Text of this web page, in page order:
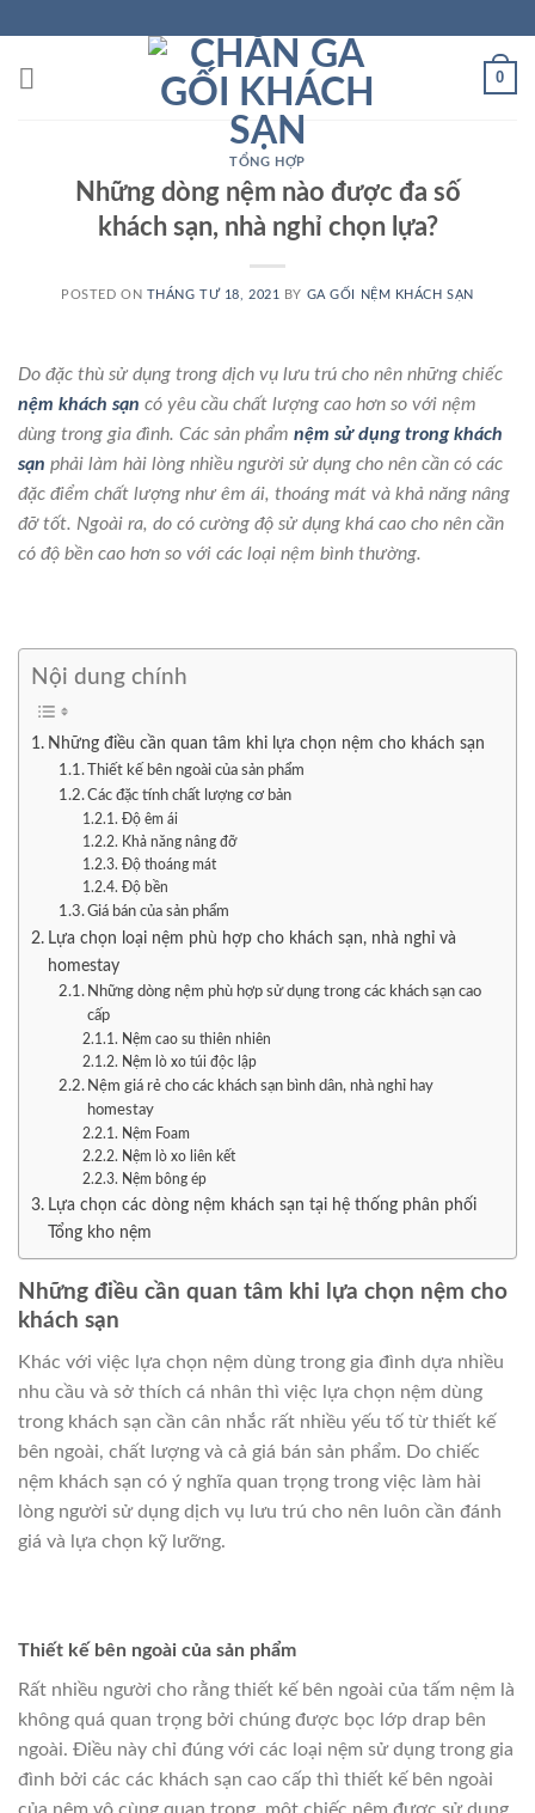
content
0
TỔNG HỢP
Những dòng nệm nào được đa số
khách sạn, nhà nghỉ chọn lựa?
POSTED ON THÁNG TƯ 18, 2021 BY GA GỐI NỆM KHÁCH SẠN
Do đặc thù sử dụng trong dịch vụ lưu trú cho nên những chiếc
nệm khách sạn có yêu cầu chất lượng cao hơn so với nệm
dùng trong gia đình. Các sản phẩm nệm sử dụng trong khách
sạn phải làm hài lòng nhiều người sử dụng cho nên cần có các
đặc điểm chất lượng như êm ái, thoáng mát và khả năng nâng
đỡ tốt. Ngoài ra, do có cường độ sử dụng khá cao cho nên cần
có độ bền cao hơn so với các loại nệm bình thường.
Nội dung chính
Những điều cần quan tâm khi lựa chọn nệm cho khách sạn
Thiết kế bên ngoài của sản phẩm
Các đặc tính chất lượng cơ bản
Độ êm ái
Khả năng nâng đỡ
Độ thoáng mát
Độ bền
Giá bán của sản phẩm
Lựa chọn loại nệm phù hợp cho khách sạn, nhà nghỉ và
homestay
Những dòng nệm phù hợp sử dụng trong các khách sạn cao
cấp
Nệm cao su thiên nhiên
Nệm lò xo túi độc lập
Nệm giá rẻ cho các khách sạn bình dân, nhà nghỉ hay
homestay
Nệm Foam
Nệm lò xo liên kết
Nệm bông ép
Lựa chọn các dòng nệm khách sạn tại hệ thống phân phối
Tổng kho nệm
Những điều cần quan tâm khi lựa chọn nệm cho
khách sạn
Khác với việc lựa chọn nệm dùng trong gia đình dựa nhiều
nhu cầu và sở thích cá nhân thì việc lựa chọn nệm dùng
trong khách sạn cần cân nhắc rất nhiều yếu tố từ thiết kế
bên ngoài, chất lượng và cả giá bán sản phẩm. Do chiếc
nệm khách sạn có ý nghĩa quan trọng trong việc làm hài
lòng người sử dụng dịch vụ lưu trú cho nên luôn cần đánh
giá và lựa chọn kỹ lưỡng.
Thiết kế bên ngoài của sản phẩm
Rất nhiều người cho rằng thiết kế bên ngoài của tấm nệm là
không quá quan trọng bởi chúng được bọc lớp drap bên
ngoài. Điều này chỉ đúng với các loại nệm sử dụng trong gia
đình bởi các các khách sạn cao cấp thì thiết kế bên ngoài